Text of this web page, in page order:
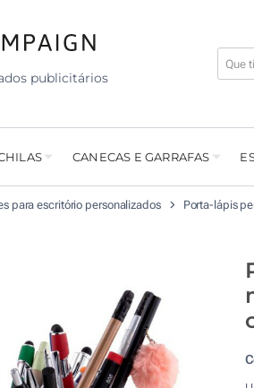
publicitários
CANECAS E GARRAFAS
para escritório personalizados Porta-lápis